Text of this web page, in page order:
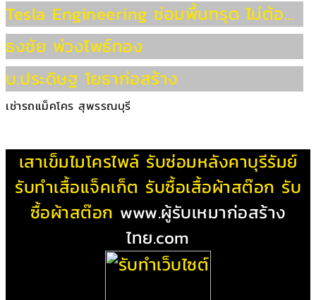
Tesla Engineering ซ่อมพื้นทรุด ไม่ต้องทุบพื้น
ธงชัย พ่วงโพธ์ทอง
บ.ประดิษฐ โยธาก่อสร้าง
เช่ารถแม็คโคร สุพรรณบุรี
เสาเข็มไมโครไพล์ รับซ่อมหลังคาบุรีรัมย์
รับทําเสื้อแจ็คเก็ต รับซื้อเสื้อผ้าสต๊อก รับ
ซื้อผ้าสต๊อก www.ผู้รับเหมาก่อสร้าง
ไทย.com